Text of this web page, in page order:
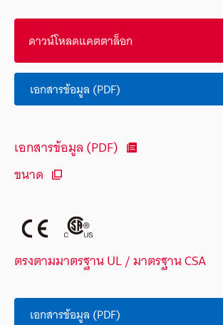
ดาวน์โหลดแคตตาล็อก
เอกสารข้อมูล (PDF)
เอกสารข้อมูล (PDF)
ขนาด
ตรงตามมาตรฐาน UL / มาตรฐาน CSA
เอกสารข้อมูล (PDF)